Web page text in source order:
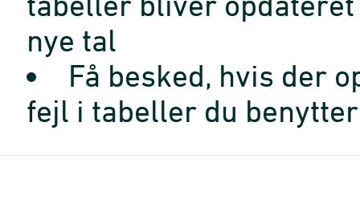
nye tal
Få besked, hvis der
fejl i tabeller du benytter